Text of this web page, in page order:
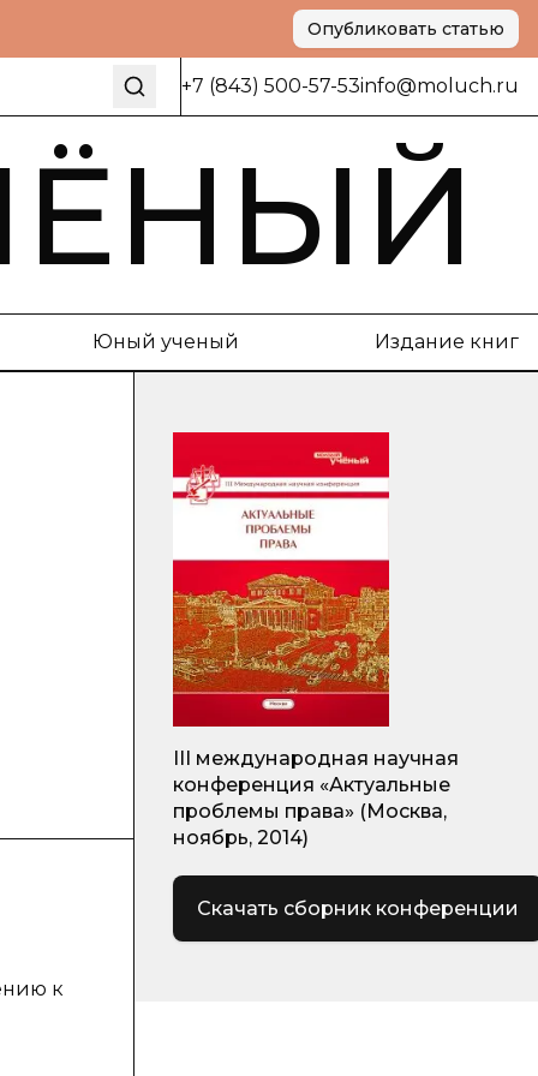
Опубликовать статью
+7 (843) 500-57-53info@moluch.ru
Юный ученый Издание книг
к
III международная научная
конференция «Актуальные
проблемы права» (Москва,
ноябрь, 2014)
Скачать сборник конференции